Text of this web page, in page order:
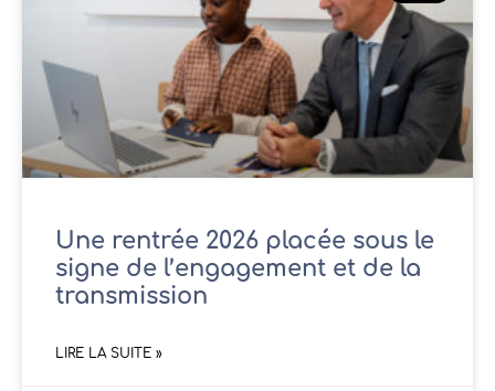
Une rentrée 2026 placée sous le
signe de l’engagement et de la
transmission
LIRE LA SUITE »